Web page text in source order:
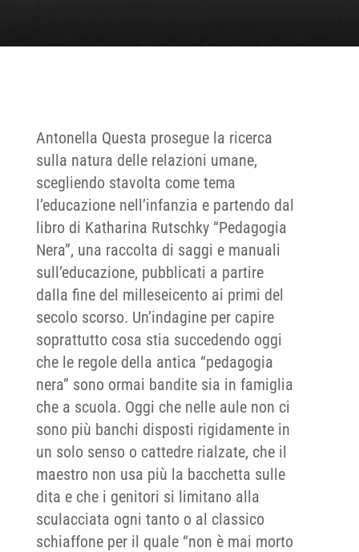
Antonella Questa prosegue la ricerca
sulla natura delle relazioni umane,
scegliendo stavolta come tema
l’educazione nell’infanzia e partendo dal
libro di Katharina Rutschky “Pedagogia
Nera”, una raccolta di saggi e manuali
sull’educazione, pubblicati a partire
dalla fine del milleseicento ai primi del
secolo scorso. Un’indagine per capire
soprattutto cosa stia succedendo oggi
che le regole della antica “pedagogia
nera” sono ormai bandite sia in famiglia
che a scuola. Oggi che nelle aule non ci
sono più banchi disposti rigidamente in
un solo senso o cattedre rialzate, che il
maestro non usa più la bacchetta sulle
dita e che i genitori si limitano alla
sculacciata ogni tanto o al classico
schiaffone per il quale “non è mai morto